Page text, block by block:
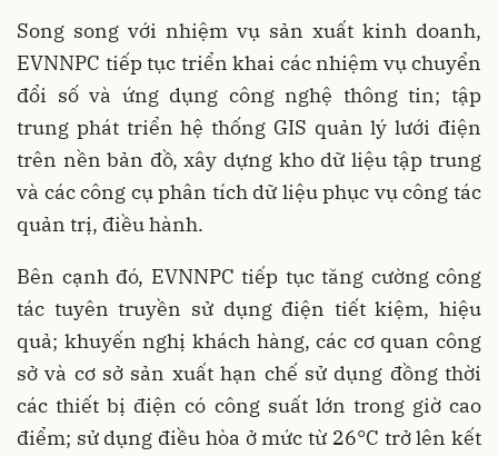
Song song với nhiệm vụ sản xuất kinh doanh,
EVNNPC tiếp tục triển khai các nhiệm vụ chuyển
đổi số và ứng dụng công nghệ thông tin; tập
trung phát triển hệ thống GIS quản lý lưới điện
trên nền bản đồ, xây dựng kho dữ liệu tập trung
và các công cụ phân tích dữ liệu phục vụ công tác
quản trị, điều hành.
Bên cạnh đó, EVNNPC tiếp tục tăng cường công
tác tuyên truyền sử dụng điện tiết kiệm, hiệu
quả; khuyến nghị khách hàng, các cơ quan công
sở và cơ sở sản xuất hạn chế sử dụng đồng thời
các thiết bị điện có công suất lớn trong giờ cao
điểm; sử dụng điều hòa ở mức từ 26°C trở lên kết